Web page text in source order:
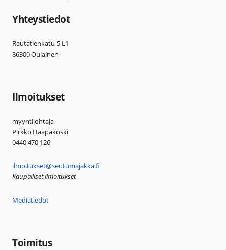
Yhteystiedot
Rautatienkatu 5 L1
86300 Oulainen
Ilmoitukset
myyntijohtaja
Pirkko Haapakoski
0440 470 126
ilmoitukset@seutumajakka.fi
Kaupalliset ilmoitukset
Mediatiedot
Toimitus